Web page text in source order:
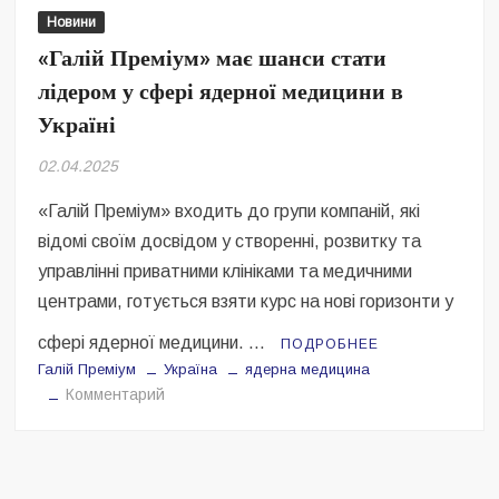
Безугла закликає валити Сирського
Світові бренди одягу та взуття: розвиток ринку та вплив на
сучасну моду
Командувач ВМС Неїжпапа закликав не дестабілізувати ситуацію
навколо керівництва армії
Новини
«Галій Преміум» має шанси стати
лідером у сфері ядерної медицини в
Україні
02.04.2025
«Галій Преміум» входить до групи компаній, які
відомі своїм досвідом у створенні, розвитку та
управлінні приватними клініками та медичними
центрами, готується взяти курс на нові горизонти у
сфері ядерної медицини. … ПОДРОБНЕЕ
Галій Преміум Україна ядерна медицина
Комментарий